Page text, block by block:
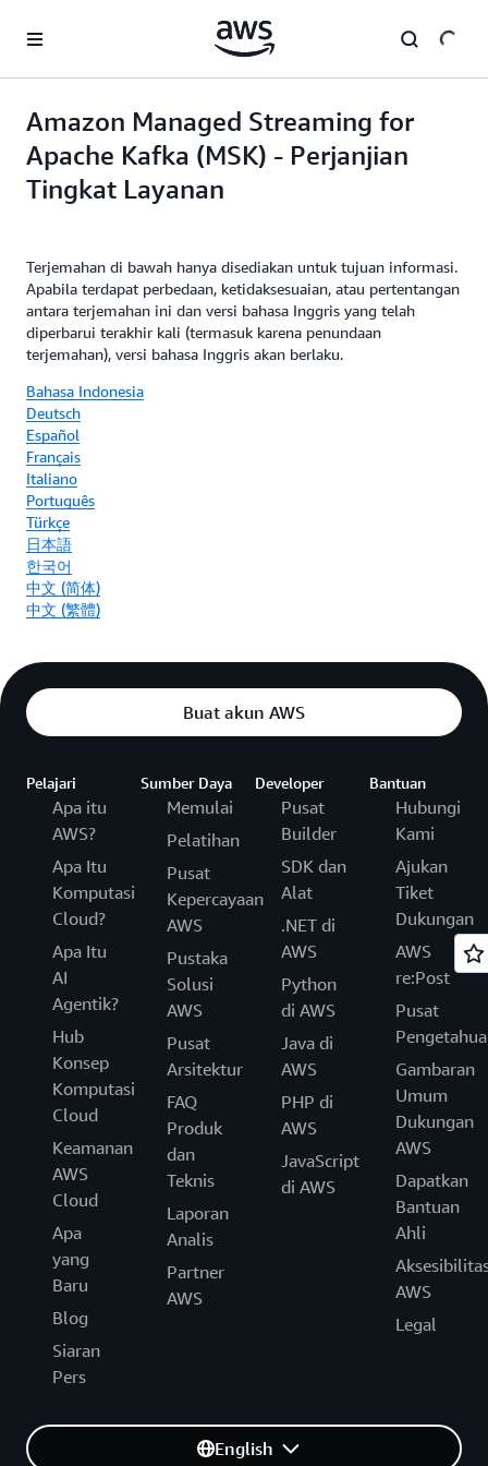
Amazon Managed Streaming for
Apache Kafka (MSK) - Perjanjian
Tingkat Layanan
Terjemahan di bawah hanya disediakan untuk tujuan informasi.
Apabila terdapat perbedaan, ketidaksesuaian, atau pertentangan
antara terjemahan ini dan versi bahasa Inggris yang telah
diperbarui terakhir kali (termasuk karena penundaan
terjemahan), versi bahasa Inggris akan berlaku.
Bahasa Indonesia
Deutsch
Español
Français
Italiano
Português
Türkçe
日本語
한국어
中文 (简体)
中文 (繁體)
Buat akun AWS
Pelajari
Apa itu
AWS?
Apa Itu
Komputasi
Cloud?
Apa Itu
AI
Agentik?
Hub
Konsep
Komputasi
Cloud
Keamanan
AWS
Cloud
Apa
yang
Baru
Blog
Siaran
Pers
Sumber Daya
Memulai
Pelatihan
Pusat
Kepercayaan
AWS
Pustaka
Solusi
AWS
Pusat
Arsitektur
FAQ
Produk
dan
Teknis
Laporan
Analis
Partner
AWS
Developer
Pusat
Builder
SDK dan
Alat
.NET di
AWS
Python
di AWS
Java di
AWS
PHP di
AWS
JavaScript
di AWS
Bantuan
Hubungi
Kami
Ajukan
Tiket
Dukungan
AWS
re:Post
Pusat
Gambaran
Umum
Dukungan
AWS
Dapatkan
Bantuan
Ahli
AWS
Legal
English